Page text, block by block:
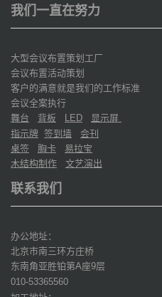
我们一直在努力
大型会议布置策划工厂
会议布置活动策划
客户的满意就是我们的工作标准
会议全案执行
舞台
背板 LED
显示屏
指示牌 签到墙
会刊
桌签
胸卡
易拉宝
木结构制作
文艺演出
联系我们
办公地址：
北京市南三环方庄桥
东南角亚胜铂第A座9层
010-53365560